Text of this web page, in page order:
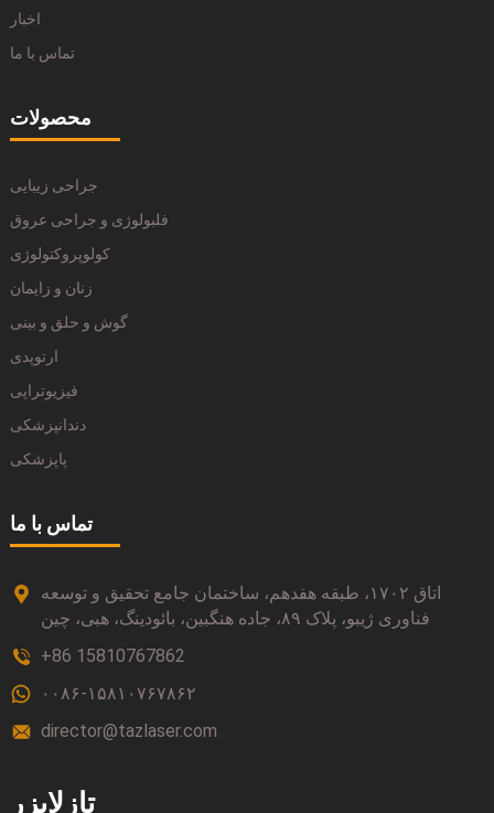
اخبار
تماس با ما
محصولات
جراحی زیبایی
فلبولوژی و جراحی عروق
کولوپروکتولوژی
زنان و زایمان
گوش و حلق و بینی
ارتوپدی
فیزیوتراپی
دندانپزشکی
پاپزشکی
تماس با ما
اتاق ۱۷۰۲، طبقه هفدهم، ساختمان جامع تحقیق و توسعه
فناوری ژیبو، پلاک ۸۹، جاده هنگبین، بائودینگ، هبی، چین
‎+86 15810767862‎
۰۰۸۶-۱۵۸۱۰۷۶۷۸۶۲
director@tazlaser.com
تازلایزر